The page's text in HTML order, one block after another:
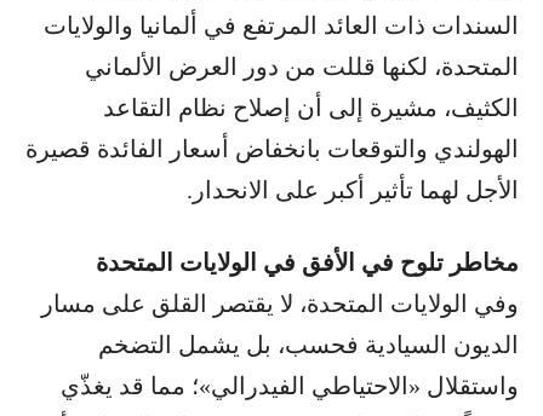
السندات ذات العائد المرتفع في ألمانيا والولايات
المتحدة، لكنها قللت من دور العرض الألماني
الكثيف، مشيرة إلى أن إصلاح نظام التقاعد
الهولندي والتوقعات بانخفاض أسعار الفائدة قصيرة
الأجل لهما تأثير أكبر على الانحدار.
مخاطر تلوح في الأفق في الولايات المتحدة
وفي الولايات المتحدة، لا يقتصر القلق على مسار
الديون السيادية فحسب، بل يشمل التضخم
واستقلال «الاحتياطي الفيدرالي»؛ مما قد يغذّي